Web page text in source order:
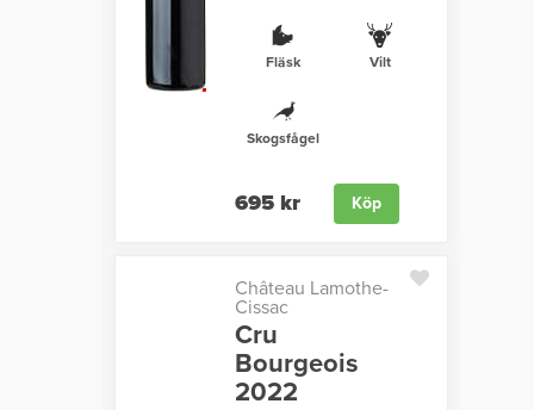
Fläsk Vilt
Skogsfågel
695 kr Köp
Château Lamothe-
Cissac
Cru
Bourgeois
2022